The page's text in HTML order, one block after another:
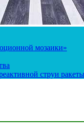
мозаики»
струи ракеты